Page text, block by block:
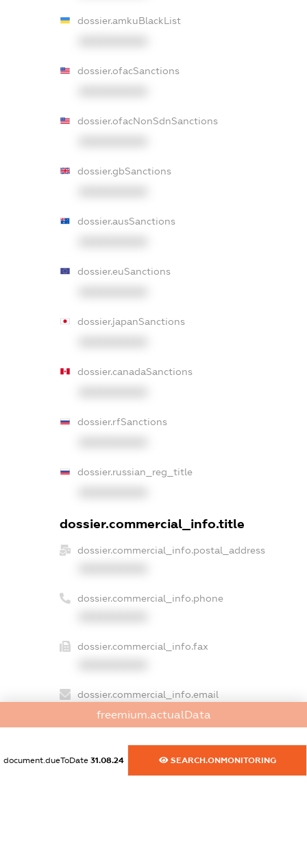
dossier.amkuBlackList
dossier.ofacSanctions
dossier.ofacNonSdnSanctions
dossier.gbSanctions
dossier.ausSanctions
dossier.euSanctions
dossier.japanSanctions
dossier.canadaSanctions
dossier.rfSanctions
dossier.russian_reg_title
dossier.commercial_info.title
dossier.commercial_info.postal_address
dossier.commercial_info.phone
dossier.commercial_info.fax
dossier.commercial_info.email
XXXXXXXXXX
XXXXXXXXXX
freemium.actualData
document.dueToDate 31.08.24 SEARCH.ONMONITORING